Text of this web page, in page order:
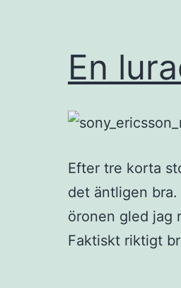
En
Efter tre korta
det äntligen
öronen gled jag
Faktiskt riktigt